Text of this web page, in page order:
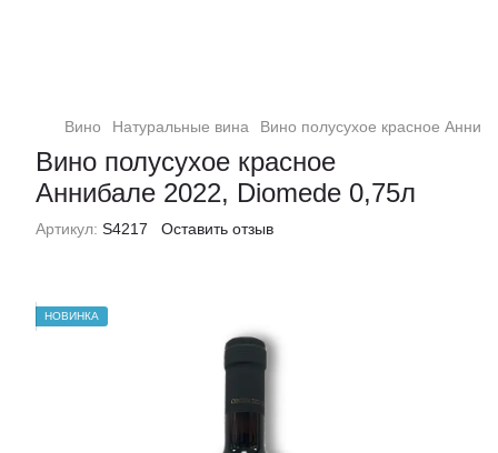
Вино Натуральные вина Вино полуcухое красное
Вино полуcухое красное
Аннибале 2022, Diomede 0,75л
Артикул: S4217 Оставить отзыв
НОВИНКА